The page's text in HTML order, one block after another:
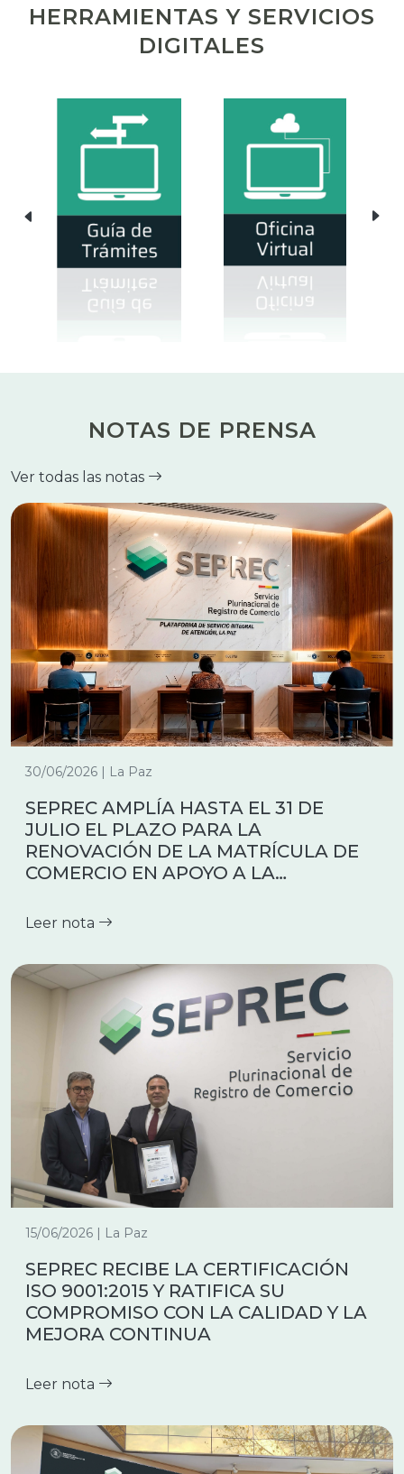
HERRAMIENTAS Y SERVICIOS
DIGITALES
NOTAS DE PRENSA
Ver todas las notas
30/06/2026 | La Paz
SEPREC AMPLÍA HASTA EL 31 DE
JULIO EL PLAZO PARA LA
RENOVACIÓN DE LA MATRÍCULA DE
COMERCIO EN APOYO A LA
ECONÓMICA
Leer nota
15/06/2026 | La Paz
SEPREC RECIBE LA CERTIFICACIÓN
ISO 9001:2015 Y RATIFICA SU
COMPROMISO CON LA CALIDAD Y LA
MEJORA CONTINUA
Leer nota